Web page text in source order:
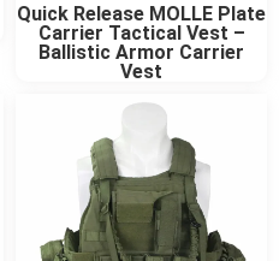
Quick Release MOLLE Plate
Carrier Tactical Vest –
Ballistic Armor Carrier
Vest